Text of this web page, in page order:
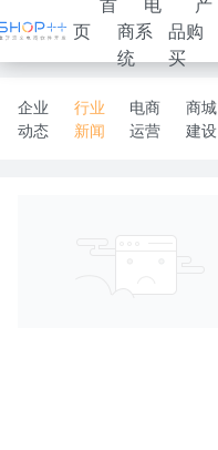
首
页
电
商系
统
产
品购
买
企业
动态
行业
新闻
电商
运营
商城
建设